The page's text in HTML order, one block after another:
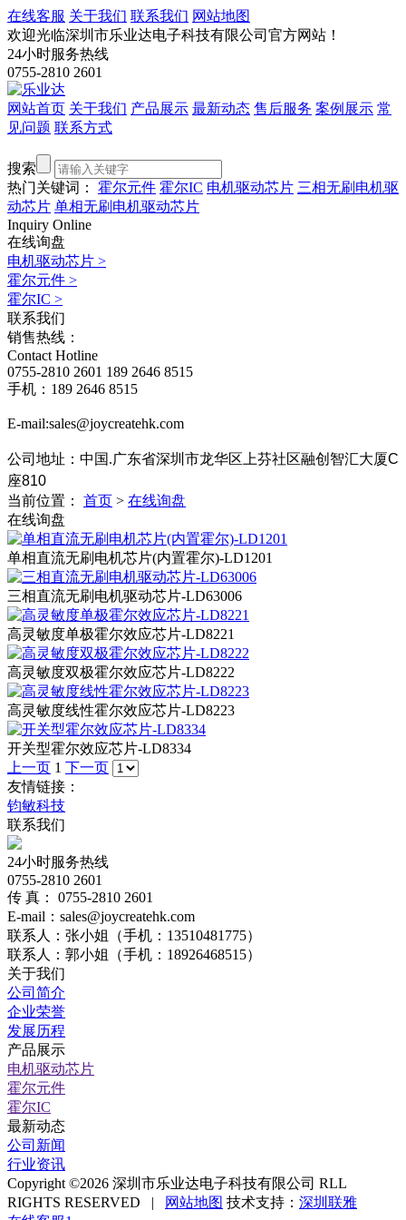
在线客服 关于我们 联系我们 网站地图
欢迎光临深圳市乐业达电子科技有限公司官方网站！
24小时服务热线
0755-2810 2601
网站首页 关于我们 产品展示 最新动态 售后服务 案例展示 常
见问题 联系方式
搜索
热门关键词：
霍尔元件 霍尔IC 电机驱动芯片 三相无刷电机驱
动芯片 单相无刷电机驱动芯片
Inquiry Online
在线询盘
电机驱动芯片 >
霍尔元件 >
霍尔IC >
联系我们
销售热线：
Contact Hotline
0755-2810 2601 189 2646 8515
手机：189 2646 8515
E-mail:sales@joycreatehk.com
公司地址：中国.广东省深圳市龙华区上芬社区融创智汇大厦C
座810
当前位置： 首页 > 在线询盘
在线询盘
单相直流无刷电机芯片(内置霍尔)-LD1201
三相直流无刷电机驱动芯片-LD63006
高灵敏度单极霍尔效应芯片-LD8221
高灵敏度双极霍尔效应芯片-LD8222
高灵敏度线性霍尔效应芯片-LD8223
开关型霍尔效应芯片-LD8334
上一页 1 下一页
友情链接：
钧敏科技
联系我们
24小时服务热线
0755-2810 2601
传 真： 0755-2810 2601
E-mail：sales@joycreatehk.com
联系人：张小姐（手机：13510481775）
联系人：郭小姐（手机：18926468515）
关于我们
公司简介
企业荣誉
发展历程
产品展示
电机驱动芯片
霍尔元件
霍尔IC
最新动态
公司新闻
行业资讯
Copyright ©2026 深圳市乐业达电子科技有限公司 RLL
RIGHTS RESERVED |
网站地图 技术支持： 深圳联雅